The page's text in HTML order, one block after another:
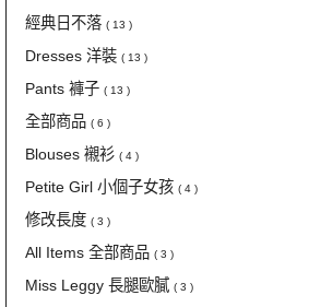
經典日不落 ( 13 )
Dresses 洋裝 ( 13 )
Pants 褲子 ( 13 )
全部商品 ( 6 )
Blouses 襯衫 ( 4 )
Petite Girl 小個子女孩 ( 4 )
修改長度 ( 3 )
All Items 全部商品 ( 3 )
Miss Leggy 長腿歐膩 ( 3 )